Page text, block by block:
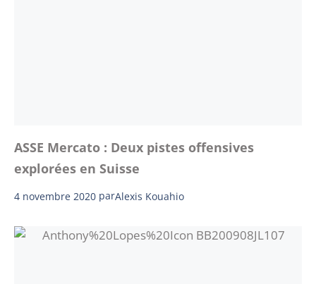
ASSE Mercato : Deux pistes offensives
explorées en Suisse
4 novembre 2020 parAlexis Kouahio